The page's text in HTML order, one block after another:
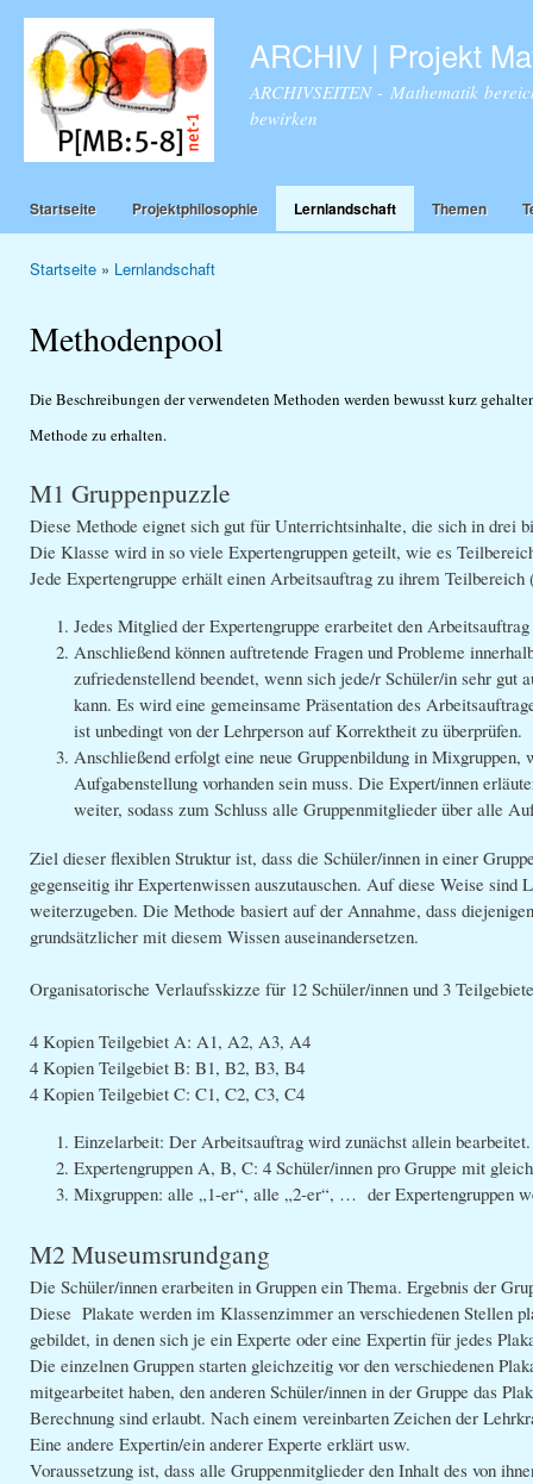
ARCHIV | Projekt
ARCHIVSEITEN - Mathematik
bewirken
Startseite Projektphilosophie Lernlandschaft Themen
Startseite » Lernlandschaft
Methodenpool
Die Beschreibungen der verwendeten Methoden werden bewusst kurz
Methode zu erhalten.
M1 Gruppenpuzzle
Diese Methode eignet sich gut für Unterrichtsinhalte, die sich in drei
Die Klasse wird in so viele Expertengruppen geteilt, wie es
Jede Expertengruppe erhält einen Arbeitsauftrag zu ihrem
Jedes Mitglied der Expertengruppe erarbeitet den
Anschließend können auftretende Fragen und Probleme
zufriedenstellend beendet, wenn sich jede/r Schüler/in sehr gut
kann. Es wird eine gemeinsame Präsentation des
ist unbedingt von der Lehrperson auf Korrektheit zu überprüfen.
Anschließend erfolgt eine neue Gruppenbildung in
Aufgabenstellung vorhanden sein muss. Die Expert/innen
weiter, sodass zum Schluss alle Gruppenmitglieder über alle
Ziel dieser flexiblen Struktur ist, dass die Schüler/innen in einer
gegenseitig ihr Expertenwissen auszutauschen. Auf diese Weise
weiterzugeben. Die Methode basiert auf der Annahme, dass
grundsätzlicher mit diesem Wissen auseinandersetzen.
Organisatorische Verlaufsskizze für 12 Schüler/innen und 3
4 Kopien Teilgebiet A: A1, A2, A3, A4
4 Kopien Teilgebiet B: B1, B2, B3, B4
4 Kopien Teilgebiet C: C1, C2, C3, C4
Einzelarbeit: Der Arbeitsauftrag wird zunächst allein bearbeitet.
Expertengruppen A, B, C: 4 Schüler/innen pro Gruppe mit
Mixgruppen: alle „1-er“, alle „2-er“, … der Expertengruppen
M2 Museumsrundgang
Die Schüler/innen erarbeiten in Gruppen ein Thema. Ergebnis der
Diese Plakate werden im Klassenzimmer an verschiedenen Stellen
gebildet, in denen sich je ein Experte oder eine Expertin für jedes
Die einzelnen Gruppen starten gleichzeitig vor den verschiedenen
mitgearbeitet haben, den anderen Schüler/innen in der Gruppe das
Berechnung sind erlaubt. Nach einem vereinbarten Zeichen der
Eine andere Expertin/ein anderer Experte erklärt usw.
Voraussetzung ist, dass alle Gruppenmitglieder den Inhalt des von